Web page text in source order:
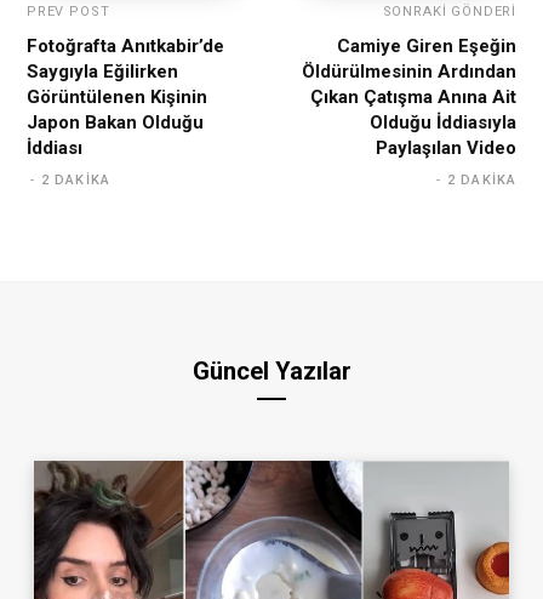
PREV POST
Fotoğrafta Anıtkabir’de
Saygıyla Eğilirken
Görüntülenen Kişinin
Japon Bakan Olduğu
İddiası
2 DAKIKA
SONRAKI GÖNDERI
Camiye Giren Eşeğin
Öldürülmesinin Ardından
Çıkan Çatışma Anına Ait
Olduğu İddiasıyla
Paylaşılan Video
2 DAKIKA
Güncel Yazılar